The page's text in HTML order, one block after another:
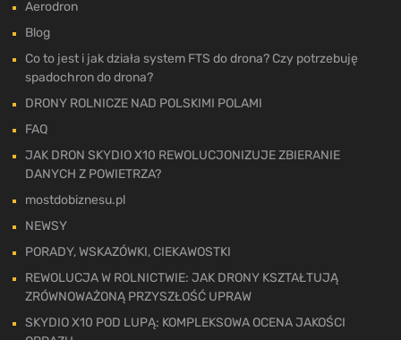
Aerodron
Blog
Co to jest i jak działa system FTS do drona? Czy potrzebuję
spadochron do drona?
DRONY ROLNICZE NAD POLSKIMI POLAMI
FAQ
JAK DRON SKYDIO X10 REWOLUCJONIZUJE ZBIERANIE
DANYCH Z POWIETRZA?
mostdobiznesu.pl
NEWSY
PORADY, WSKAZÓWKI, CIEKAWOSTKI
REWOLUCJA W ROLNICTWIE: JAK DRONY KSZTAŁTUJĄ
ZRÓWNOWAŻONĄ PRZYSZŁOŚĆ UPRAW
SKYDIO X10 POD LUPĄ: KOMPLEKSOWA OCENA JAKOŚCI